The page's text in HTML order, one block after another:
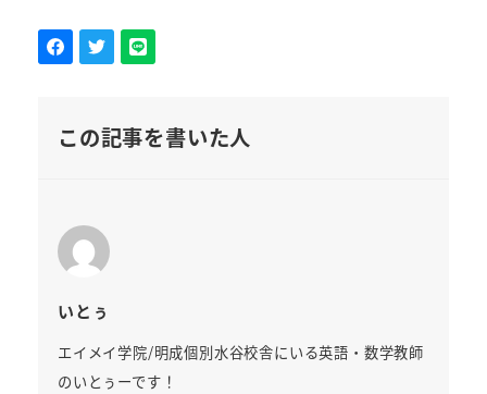
この記事を書いた人
いとぅ
エイメイ学院/明成個別水谷校舎にいる英語・数学教師
のいとぅーです！